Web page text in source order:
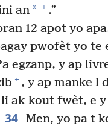
an* + .”
12 apot yo
pwofèt yo
egzanp, y ap
+ , y ap manke l
ak kout fwèt, e
34 Men, yo pa t